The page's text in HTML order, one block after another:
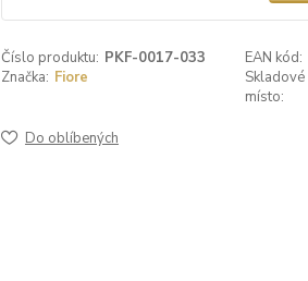
Číslo produktu: PKF-0017-033 EAN kód:
Značka: Fiore
Skladové
místo:
Do oblíbených